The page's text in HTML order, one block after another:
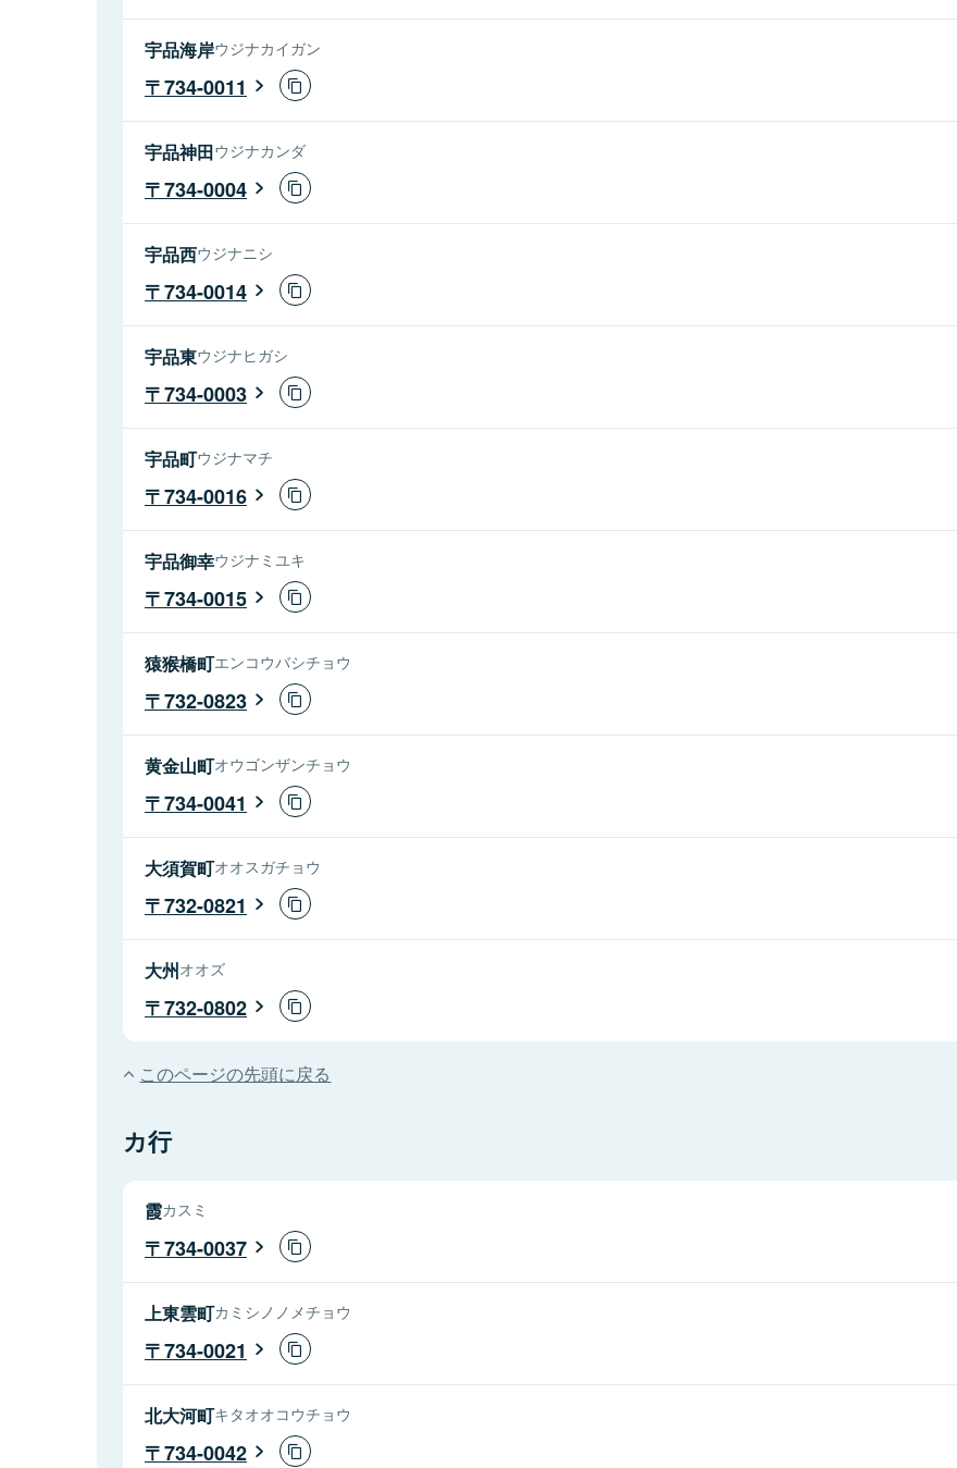
宇品海岸ウジナカイガン
734-0011
宇品神田ウジナカンダ
734-0004
宇品西ウジナニシ
734-0014
宇品東ウジナヒガシ
734-0003
宇品町ウジナマチ
734-0016
宇品御幸ウジナミユキ
734-0015
猿猴橋町エンコウバシチョウ
732-0823
黄金山町オウゴンザンチョウ
734-0041
大須賀町オオスガチョウ
732-0821
大州オオズ
732-0802
このページの先頭に戻る
カ行
霞カスミ
734-0037
上東雲町カミシノノメチョウ
734-0021
北大河町キタオオコウチョウ
734-0042